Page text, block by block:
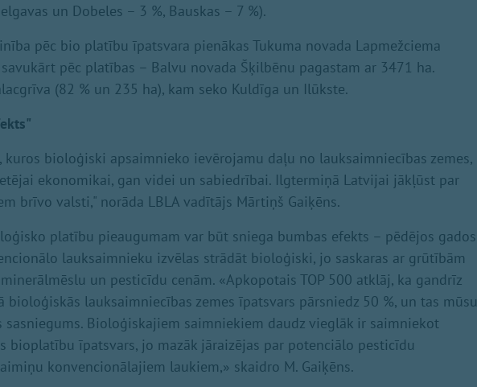
un Dobeles – 3 %, Bauskas – 7 %).
pēc bio platību īpatsvara pienākas Tukuma novada Lapmežciema
pēc platības – Balvu novada Šķilbēnu pagastam ar 3471 ha.
(82 % un 235 ha), kam seko Kuldīga un Ilūkste.
kuros bioloģiski apsaimnieko ievērojamu daļu no lauksaimniecības zemes,
ekonomikai, gan videi un sabiedrībai. Ilgtermiņā Latvijai jākļūst par
brīvo valsti," norāda LBLA vadītājs Mārtiņš Gaiķēns.
platību pieaugumam var būt sniega bumbas efekts – pēdējos gados
lauksaimnieku izvēlas strādāt bioloģiski, jo saskaras ar grūtībām
un pesticīdu cenām. «Apkopotais TOP 500 atklāj, ka gandrīz
bioloģiskās lauksaimniecības zemes īpatsvars pārsniedz 50 %, un tas mūsu
Bioloģiskajiem saimniekiem daudz vieglāk ir saimniekot
bioplatību īpatsvars, jo mazāk jāraizējas par potenciālo pesticīdu
konvencionālajiem laukiem,» skaidro M. Gaiķēns.